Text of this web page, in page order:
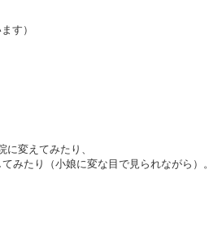
す）
変えてみたり、
みたり（小娘に変な目で見られながら）。